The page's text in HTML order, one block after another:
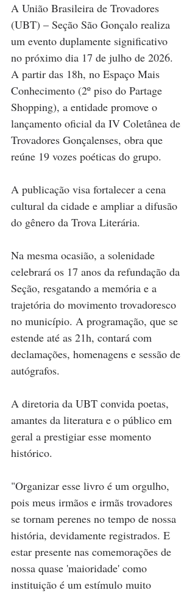
A União Brasileira de Trovadores
(UBT) – Seção São Gonçalo realiza
um evento duplamente significativo
no próximo dia 17 de julho de 2026.
A partir das 18h, no Espaço Mais
Conhecimento (2º piso do Partage
Shopping), a entidade promove o
lançamento oficial da IV Coletânea de
Trovadores Gonçalenses, obra que
reúne 19 vozes poéticas do grupo.
A publicação visa fortalecer a cena
cultural da cidade e ampliar a difusão
do gênero da Trova Literária.
Na mesma ocasião, a solenidade
celebrará os 17 anos da refundação da
Seção, resgatando a memória e a
trajetória do movimento trovadoresco
no município. A programação, que se
estende até as 21h, contará com
declamações, homenagens e sessão de
autógrafos.
A diretoria da UBT convida poetas,
amantes da literatura e o público em
geral a prestigiar esse momento
histórico.
"Organizar esse livro é um orgulho,
pois meus irmãos e irmãs trovadores
se tornam perenes no tempo de nossa
história, devidamente registrados. E
estar presente nas comemorações de
nossa quase 'maioridade' como
instituição é um estímulo muito